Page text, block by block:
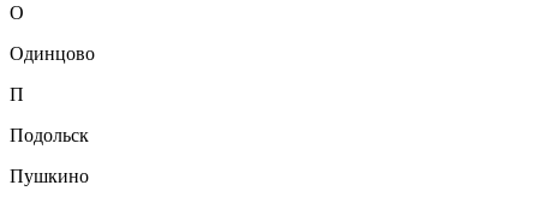
О
Одинцово
П
Подольск
Пушкино